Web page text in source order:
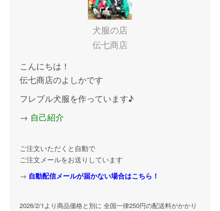
犬服の店
伝七商店
こんにちは！
伝七商店のよしかです
フレブル犬服を作っています♪
→ 自己紹介
ご注文いただくと自動で
ご注文メールをお送りしています
→ 自動配信メールが届かない場合はこちら！
2026/2/1より商品価格と別に 全国一律250円の配送料がかかり